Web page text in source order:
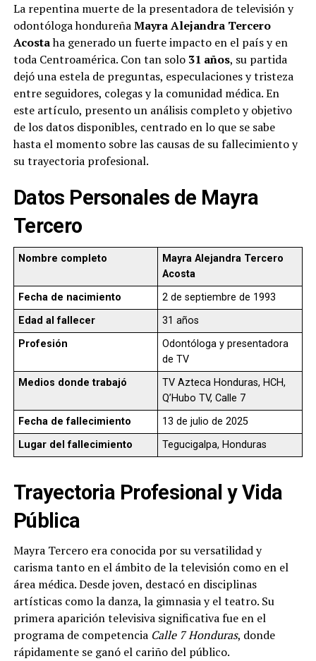
La repentina muerte de la presentadora de televisión y
odontóloga hondureñaMayra Alejandra Tercero
Acostaha generado un fuerte impacto en el país y en
toda Centroamérica. Con tan solo 31 años, su partida
dejó una estela de preguntas, especulaciones y tristeza
entre seguidores, colegas y la comunidad médica. En
este artículo, presento un análisis completo y objetivo
de los datos disponibles, centrado en lo que se sabe
hasta el momento sobre las causas de su fallecimiento y
su trayectoria profesional.
Datos Personales de Mayra
Tercero
Nombre completo
Mayra Alejandra Tercero
Acosta
Fecha de nacimiento
2 de septiembre de 1993
Edad al fallecer
31 años
Profesión
Odontóloga y presentadora
de TV
Medios donde trabajó
TV Azteca Honduras, HCH,
Q’Hubo TV, Calle 7
Fecha de fallecimiento
13 de julio de 2025
Lugar del fallecimiento
Tegucigalpa, Honduras
Trayectoria Profesional y Vida
Pública
Mayra Tercero era conocida por su versatilidad y
carisma tanto en el ámbito de la televisión como en el
área médica. Desde joven, destacó en disciplinas
artísticas como la danza, la gimnasia y el teatro. Su
primera aparición televisiva significativa fue en el
programa de competencia Calle 7 Honduras, donde
rápidamente se ganó el cariño del público.